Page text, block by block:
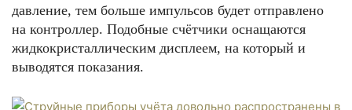
давление, тем больше импульсов будет отправлено
на контроллер. Подобные счётчики оснащаются
жидкокристаллическим дисплеем, на который и
выводятся показания.